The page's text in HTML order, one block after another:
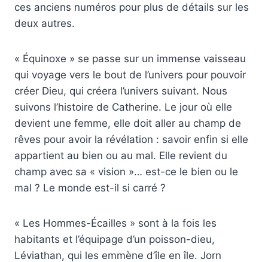
ces anciens numéros pour plus de détails sur les
deux autres.
« Équinoxe » se passe sur un immense vaisseau
qui voyage vers le bout de l’univers pour pouvoir
créer Dieu, qui créera l’univers suivant. Nous
suivons l’histoire de Catherine. Le jour où elle
devient une femme, elle doit aller au champ de
rêves pour avoir la révélation : savoir enfin si elle
appartient au bien ou au mal. Elle revient du
champ avec sa « vision »… est-ce le bien ou le
mal ? Le monde est-il si carré ?
« Les Hommes-Écailles » sont à la fois les
habitants et l’équipage d’un poisson-dieu,
Léviathan, qui les emmène d’île en île. Jorn